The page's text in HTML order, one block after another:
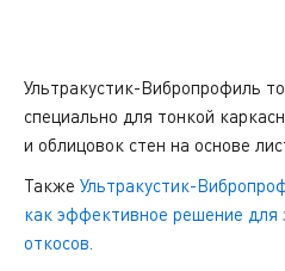
Ультракустик-Вибропрофиль
специально для тонкой
и облицовок стен на основе
Также Ультракустик-
как эффективное решение для
откосов.